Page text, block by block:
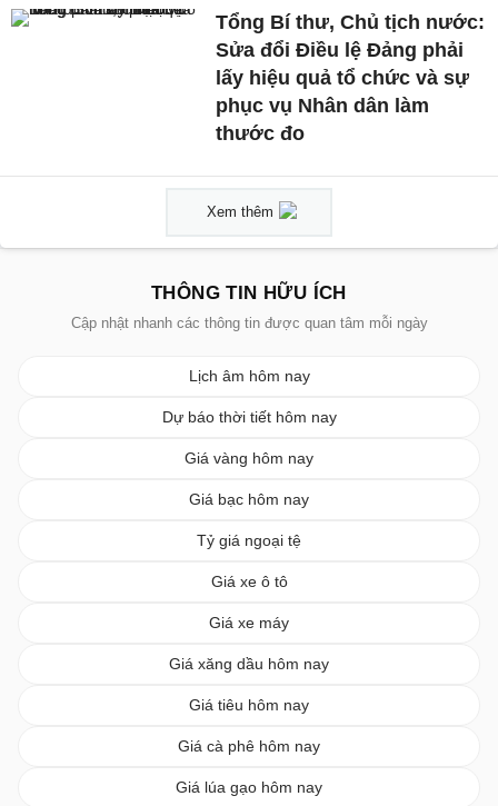
Tổng Bí thư, Chủ tịch nước:
Sửa đổi Điều lệ Đảng phải
lấy hiệu quả tổ chức và sự
phục vụ Nhân dân làm
thước đo
Xem thêm
THÔNG TIN HỮU ÍCH
Cập nhật nhanh các thông tin được quan tâm mỗi ngày
Lịch âm hôm nay
Dự báo thời tiết hôm nay
Giá vàng hôm nay
Giá bạc hôm nay
Tỷ giá ngoại tệ
Giá xe ô tô
Giá xe máy
Giá xăng dầu hôm nay
Giá tiêu hôm nay
Giá cà phê hôm nay
Giá lúa gạo hôm nay